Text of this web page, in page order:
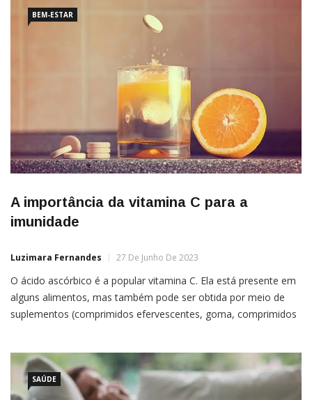
estações, com suas
BEM-ESTAR
A importância da vitamina C para a
imunidade
Luzimara Fernandes 27 De Junho De 2023
O ácido ascórbico é a popular vitamina C. Ela está presente em
alguns alimentos, mas também pode ser obtida por meio de
suplementos (comprimidos efervescentes, goma, comprimidos
produz naturalmente. Por isso, a […]
SAÚDE